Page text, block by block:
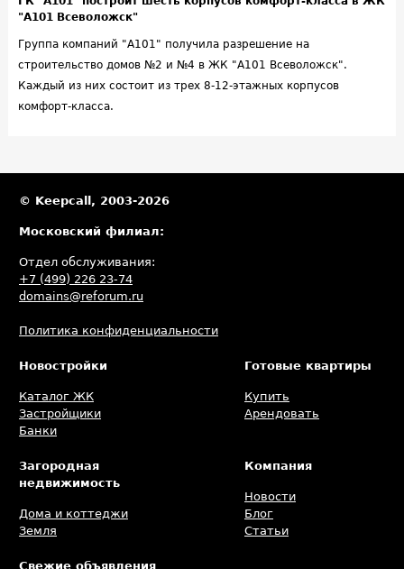
"А101 Всеволожск"
Группа компаний "А101" получила разрешение на
строительство домов №2 и №4 в ЖК "А101 Всеволожск".
Каждый из них состоит из трех 8-12-этажных корпусов
комфорт-класса.
© Keepcall, 2003-2026
Московский филиал:
Отдел обслуживания:
+7 (499) 226 23-74
domains@reforum.ru
Политика конфиденциальности
Новостройки
Каталог ЖК
Застройщики
Банки
Готовые квартиры
Купить
Арендовать
Загородная
недвижимость
Дома и коттеджи
Земля
Компания
Новости
Блог
Статьи
Свежие объявления